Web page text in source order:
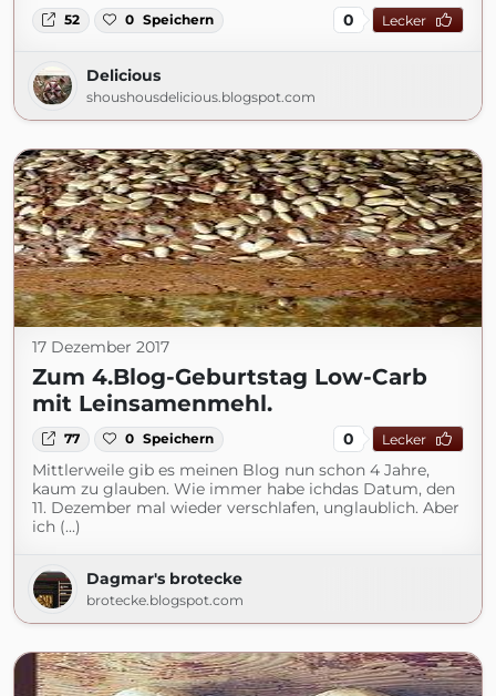
52 0 Speichern 0 Lecker
Delicious
shoushousdelicious.blogspot.com
17 Dezember 2017
Zum 4.Blog-Geburtstag Low-Carb
mit Leinsamenmehl.
77 0 Speichern 0 Lecker
Mittlerweile gib es meinen Blog nun schon 4 Jahre,
kaum zu glauben. Wie immer habe ichdas Datum, den
11. Dezember mal wieder verschlafen, unglaublich. Aber
ich (...)
Dagmar's brotecke
brotecke.blogspot.com